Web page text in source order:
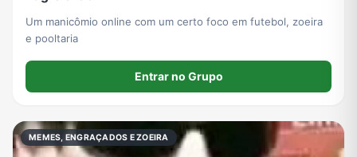
Um manicômio online com um certo foco em futebol, zoeira
e pooltaria
Entrar no Grupo
MEMES, ENGRAÇADOS E ZOEIRA